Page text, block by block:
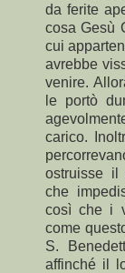
da ferite
cosa Gesù
cui
avrebbe
venire.
le portò
carico.
ostruisse il
che
così che i
come
S.
affinché il